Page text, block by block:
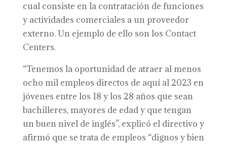
cual consiste en la contratación de funciones
y actividades comerciales a un proveedor
externo. Un ejemplo de ello son los Contact
Centers.
“Tenemos la oportunidad de atraer al menos
ocho mil empleos directos de aquí al 2023 en
jóvenes entre los 18 y los 28 años que sean
bachilleres, mayores de edad y que tengan
un buen nivel de inglés”, explicó el directivo y
afirmó que se trata de empleos “dignos y bien